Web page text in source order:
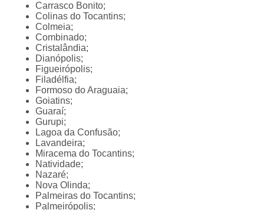
Carrasco Bonito;
Colinas do Tocantins;
Colmeia;
Combinado;
Cristalândia;
Dianópolis;
Figueirópolis;
Filadélfia;
Formoso do Araguaia;
Goiatins;
Guaraí;
Gurupi;
Lagoa da Confusão;
Lavandeira;
Miracema do Tocantins;
Natividade;
Nazaré;
Nova Olinda;
Palmeiras do Tocantins;
Palmeirópolis;